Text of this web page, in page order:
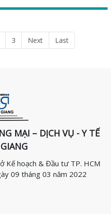
3 Next Last
MẠI – DỊCH VỤ - Y TẾ
Kế hoạch & Đầu tư TP. HCM
09 tháng 03 năm 2022